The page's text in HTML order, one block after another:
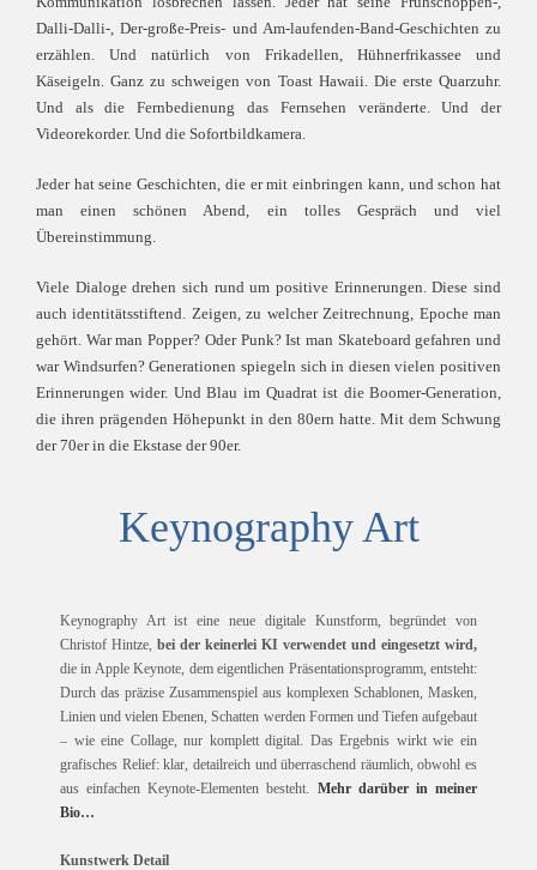
Dalli-Dalli-, Der-große-Preis- und Am-laufenden-Band-Geschichten zu
erzählen. Und natürlich von Frikadellen, Hühnerfrikassee und
Käseigeln. Ganz zu schweigen von Toast Hawaii. Die erste Quarzuhr.
Und als die Fernbedienung das Fernsehen veränderte. Und der
Videorekorder. Und die Sofortbildkamera.
Jeder hat seine Geschichten, die er mit einbringen kann, und schon hat
man einen schönen Abend, ein tolles Gespräch und viel
Übereinstimmung.
Viele Dialoge drehen sich rund um positive Erinnerungen. Diese sind
auch identitätsstiftend. Zeigen, zu welcher Zeitrechnung, Epoche man
gehört. War man Popper? Oder Punk? Ist man Skateboard gefahren und
war Windsurfen? Generationen spiegeln sich in diesen vielen positiven
Erinnerungen wider. Und Blau im Quadrat ist die Boomer-Generation,
die ihren prägenden Höhepunkt in den 80ern hatte. Mit dem Schwung
der 70er in die Ekstase der 90er.
Keynography Art
Keynography Art ist eine neue digitale Kunstform, begründet von
Christof Hintze, bei der keinerlei KI verwendet und eingesetzt wird,
die in Apple Keynote, dem eigentlichen Präsentationsprogramm, entsteht:
Durch das präzise Zusammenspiel aus komplexen Schablonen, Masken,
Linien und vielen Ebenen, Schatten werden Formen und Tiefen aufgebaut
– wie eine Collage, nur komplett digital. Das Ergebnis wirkt wie ein
grafisches Relief: klar, detailreich und überraschend räumlich, obwohl es
aus einfachen Keynote-Elementen besteht. Mehr darüber in meiner
Bio…
Kunstwerk Detail